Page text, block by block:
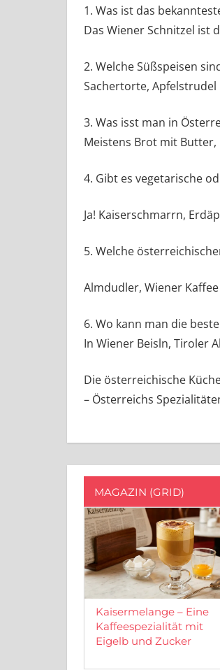
1. Was ist das
Das Wiener Schnitzel ist
2. Welche Süßspeisen
Sachertorte,
3. Was isst man in
Meistens Brot mit Butter,
4. Gibt es vegetarische
Ja! Kaiserschmarrn,
5. Welche
Almdudler, Wiener
6. Wo kann man die
In Wiener Beisln, Tiroler
Die österreichische
– Österreichs
MAGAZIN (GRID)
Kaisermelange – Eine
Kaffeespezialität mit
Eigelb und Zucker